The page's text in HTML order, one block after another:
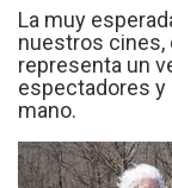
La muy
nuestros cines,
representa un
espectadores y
mano.